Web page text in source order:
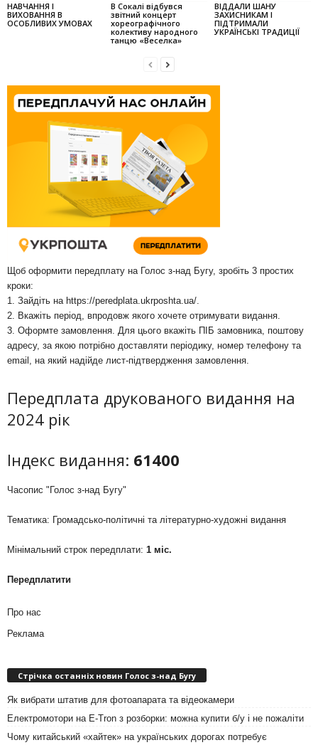
НАВЧАННЯ І
ВИХОВАННЯ В
ОСОБЛИВИХ УМОВАХ
В Сокалі відбувся
звітний концерт
хореографічного
колек­тиву народного
танцю «Веселка»
ВІДДАЛИ ШАНУ
ЗАХИСНИКАМ І
ПІДТРИМАЛИ
УКРАЇНСЬКІ ТРАДИЦІЇ
Щоб оформити передплату на Голос з-над Бугу, зробіть 3 простих
кроки:
1. Зайдіть на https://peredplata.ukrposhta.ua/.
2. Вкажіть період, впродовж якого хочете отримувати видання.
3. Оформте замовлення. Для цього вкажіть ПІБ замовника, поштову
адресу, за якою потрібно доставляти періодику, номер телефону та
email, на який надійде лист-підтвердження замовлення.
Передплата друкованого видання на
2024 рік
Індекс видання: 61400
Часопис "Голос з-над Бугу"
Тематика: Громадсько-політичні та літературно-художні видання
Мінімальний строк передплати: 1 міс.
Передплатити
Про нас
Реклама
Стрічка останніх новин Голос з-над Бугу
Як вибрати штатив для фотоапарата та відеокамери
Електромотори на E-Tron з розборки: можна купити б/у і не пожаліти
Чому китайський «хайтек» на українських дорогах потребує